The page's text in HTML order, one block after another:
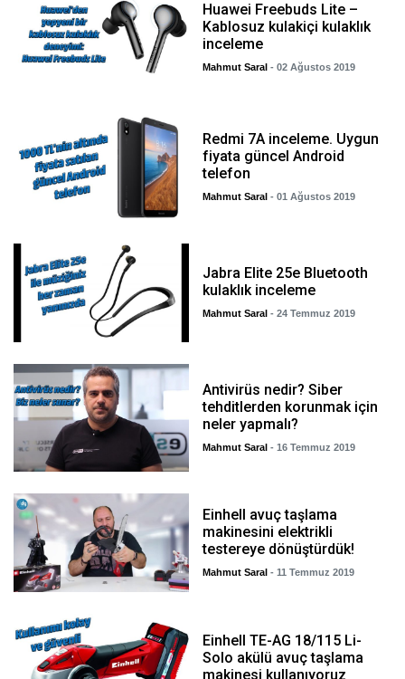
Huawei Freebuds Lite –
Kablosuz kulakiçi kulaklık
inceleme
Mahmut Saral - 02 Ağustos 2019
Redmi 7A inceleme. Uygun
fiyata güncel Android
telefon
Mahmut Saral - 01 Ağustos 2019
Jabra Elite 25e Bluetooth
kulaklık inceleme
Mahmut Saral - 24 Temmuz 2019
Antivirüs nedir? Siber
tehditlerden korunmak için
neler yapmalı?
Mahmut Saral - 16 Temmuz 2019
Einhell avuç taşlama
makinesini elektrikli
testereye dönüştürdük!
Mahmut Saral - 11 Temmuz 2019
Einhell TE-AG 18/115 Li-
Solo akülü avuç taşlama
makinesi kullanıyoruz